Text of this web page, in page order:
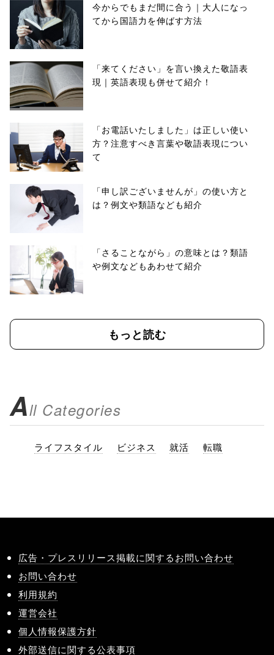
今からでもまだ間に合う｜大人になっ
てから国語力を伸ばす方法
「来てください」を言い換えた敬語表
現｜英語表現も併せて紹介！
「お電話いたしました」は正しい使い
方？注意すべき言葉や敬語表現につい
て
「申し訳ございませんが」の使い方と
は？例文や類語なども紹介
「さることながら」の意味とは？類語
や例文などもあわせて紹介
もっと読む
All Categories
ライフスタイル ビジネス 就活 転職
広告・プレスリリース掲載に関するお問い合わせ
お問い合わせ
利用規約
運営会社
個人情報保護方針
外部送信に関する公表事項